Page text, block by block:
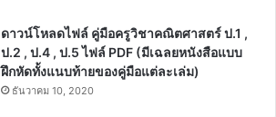
ดาวน์โหลดไฟล์ คู่มือครูวิชาคณิตศาสตร์ ป.1 ,
ป.2 , ป.4 , ป.5 ไฟล์ PDF (มีเฉลยหนังสือแบบ
ฝึกหัดทั้งแนบท้ายของคู่มือแต่ละเล่ม)
ธันวาคม 10, 2020